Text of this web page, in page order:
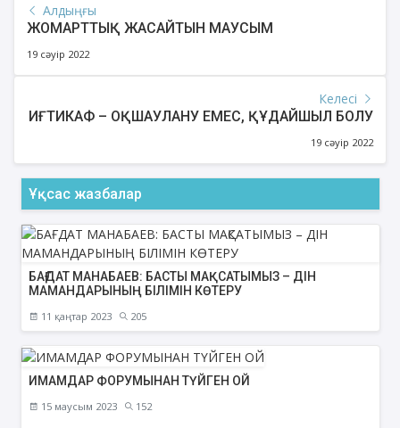
Алдыңғы
ЖОМАРТТЫҚ ЖАСАЙТЫН МАУСЫМ
19 сәуір 2022
Келесі
ИҒТИКАФ – ОҚШАУЛАНУ ЕМЕС, ҚҰДАЙШЫЛ БОЛУ
19 сәуір 2022
Ұқсас жазбалар
БАҒДАТ МАНАБАЕВ: БАСТЫ МАҚСАТЫМЫЗ – ДІН
МАМАНДАРЫНЫҢ БІЛІМІН КӨТЕРУ
11 қаңтар 2023 205
ИМАМДАР ФОРУМЫНАН ТҮЙГЕН ОЙ
15 маусым 2023 152